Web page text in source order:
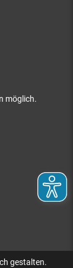
möglich.
gestalten.